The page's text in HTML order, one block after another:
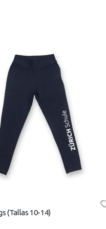
(Tallas 10-14)